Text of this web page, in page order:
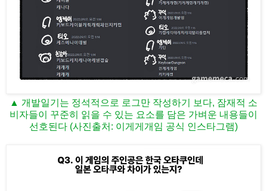
▲ 개발일기는 정석적으로 로그만 작성하기 보다, 잠재적 소
비자들이 꾸준히 읽을 수 있는 요소를 담은 가벼운 내용들이
선호된다 (사진출처: 이게게개임 공식 인스타그램)